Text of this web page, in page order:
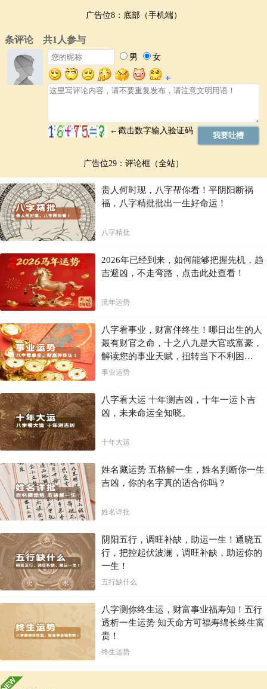
广告位8：底部（手机端）
广告位29：评论框（全站）
贵人何时现，八字帮你看！平阴阳断祸
福，八字精批批出一生好命运！
八字精批
2026年已经到来，如何能够把握先机，趋
吉避凶，不走弯路，点击此处查看！
流年运势
八字看事业，财富伴终生！哪日出生的人
最有财官之命，十之八九是大官或富豪，
解读您的事业天赋，扭转当下不利困
局！！
事业运势
八字看大运 十年测吉凶，十年一运卜吉
凶，未来命运全知晓。
十年大运
姓名藏运势 五格解一生，姓名判断你一生
吉凶，你的名字真的适合你吗？
姓名详批
阴阳五行，调旺补缺，助运一生！通晓五
行，把控起伏波澜，调旺补缺，助运你的
一生！
五行缺什么
八字测你终生运，财富事业福寿知！五行
透析一生运势 知天命方可福寿绵长终生富
贵！
终生运势